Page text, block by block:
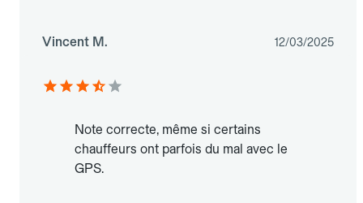
Vincent M. 12/03/2025
Note correcte, même si certains
chauffeurs ont parfois du mal avec le
GPS.